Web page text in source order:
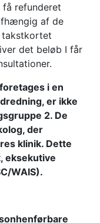
få refunderet
af de
takstkortet
det beløb I får
i en
er ikke
2. De
der
klinik. Dette
eksekutive
WAIS).